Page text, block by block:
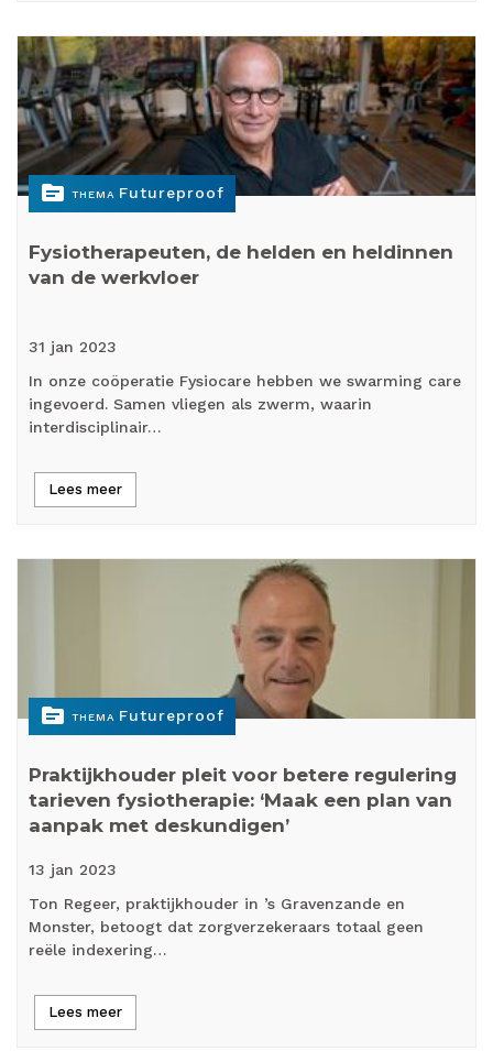
topic THEMA Futureproof
Fysiotherapeuten, de helden en heldinnen
van de werkvloer
31 jan 2023
In onze coöperatie Fysiocare hebben we swarming care
ingevoerd. Samen vliegen als zwerm, waarin
interdisciplinair…
Lees meer
topic THEMA Futureproof
Praktijkhouder pleit voor betere regulering
tarieven fysiotherapie: ‘Maak een plan van
aanpak met deskundigen’
13 jan 2023
Ton Regeer, praktijkhouder in ’s Gravenzande en
Monster, betoogt dat zorgverzekeraars totaal geen
reële indexering…
Lees meer